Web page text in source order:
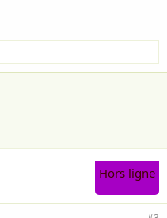
Hors ligne